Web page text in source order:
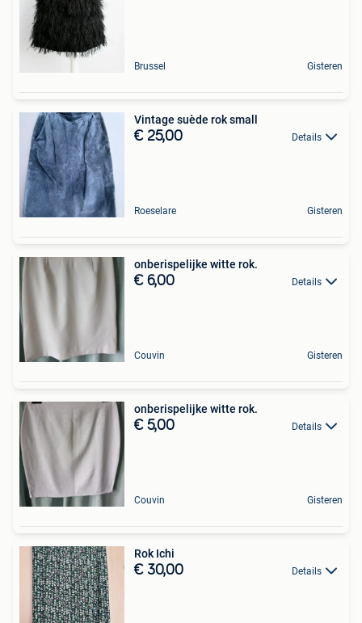
Brussel Gisteren
Vintage suède rok small
€ 25,00 Details
Roeselare Gisteren
onberispelijke witte rok.
€ 6,00 Details
Couvin Gisteren
onberispelijke witte rok.
€ 5,00 Details
Couvin Gisteren
Rok Ichi
€ 30,00 Details